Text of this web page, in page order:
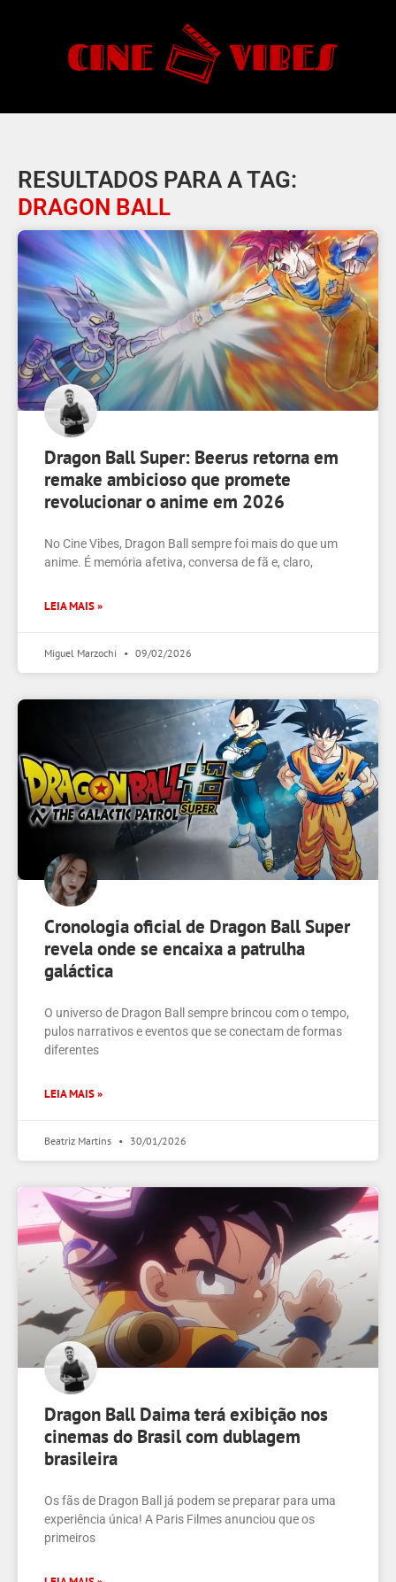
RESULTADOS PARA A TAG:
DRAGON BALL
Dragon Ball Super: Beerus retorna em
remake ambicioso que promete
revolucionar o anime em 2026
No Cine Vibes, Dragon Ball sempre foi mais do que um
anime. É memória afetiva, conversa de fã e, claro,
LEIA MAIS »
Miguel Marzochi 09/02/2026
Cronologia oficial de Dragon Ball Super
revela onde se encaixa a patrulha
galáctica
O universo de Dragon Ball sempre brincou com o tempo,
pulos narrativos e eventos que se conectam de formas
diferentes
LEIA MAIS »
Beatriz Martins 30/01/2026
Dragon Ball Daima terá exibição nos
cinemas do Brasil com dublagem
brasileira
Os fãs de Dragon Ball já podem se preparar para uma
experiência única! A Paris Filmes anunciou que os
primeiros